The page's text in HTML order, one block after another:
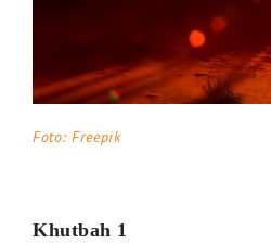
Foto: Freepik
Khutbah 1